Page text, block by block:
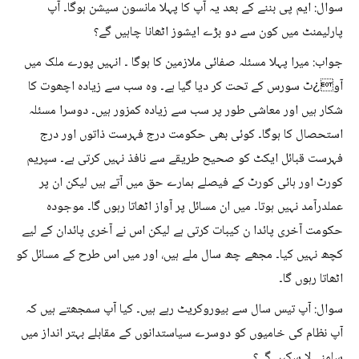
سوال: ایم پی بننے کے بعد یہ آپ کا پہلا مانسون سیشن ہوگا۔ آپ
پارلیمنٹ میں کون سے دو بڑے ایشوز اٹھانا چاہیں گے؟
جواب: میرا پہلا مسئلہ صفائی ملازمین کا ہوگا ۔ انہیں پورے ملک میں
آو¿ٹ سورس کے تحت کر دیا گیا ہے۔ وہ سب سے زیادہ اچھوت کا
شکار ہیں اور معاشی طور پر سب سے زیادہ کمزور ہیں۔ دوسرا مسئلہ
استحصال کا ہوگا۔ کوئی بھی حکومت درج فہرست ذاتوں اور درج
فہرست قبائل ایکٹ کو صحیح طریقے سے نافذ نہیں کرتی ہے۔ سپریم
کورٹ اور ہائی کورٹ کے فیصلے ہمارے حق میں آتے ہیں لیکن ان پر
عملدرآمد نہیں ہوتا۔ میں ان مسائل پر آواز اٹھاتا رہوں گا۔ موجودہ
حکومت آخری پائدا ن کیبات کرتی ہے لیکن اس نے آخری پائدان کے لیے
کچھ نہیں کیا۔ مجھے چھ سال ملے ہیں، اور میں اس طرح کے مسائل کو
اٹھاتا رہوں گا۔
سوال: آپ تیس سال سے بیوروکریٹ رہے ہیں۔ کیا آپ سمجھتے ہیں کہ
آپ نظام کی خامیوں کو دوسرے سیاستدانوں کے مقابلے بہتر انداز میں